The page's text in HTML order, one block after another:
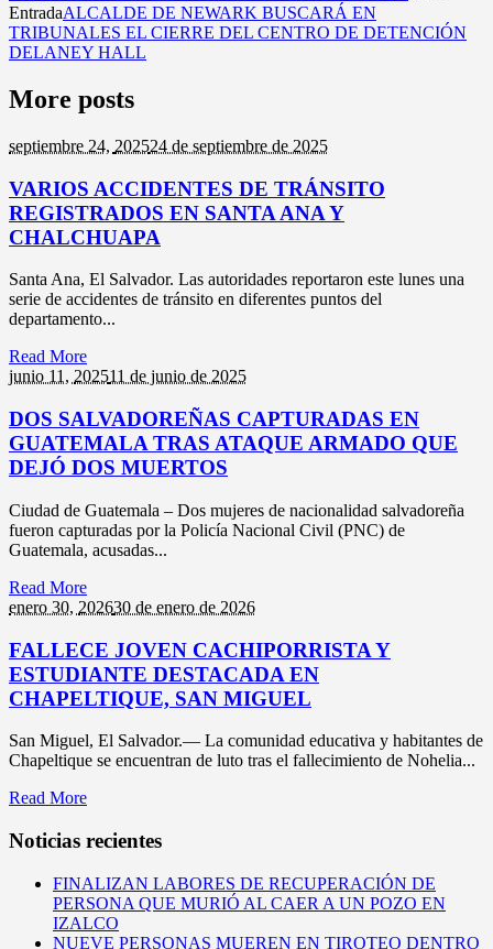
EntradaALCALDE DE NEWARK BUSCARÁ EN
TRIBUNALES EL CIERRE DEL CENTRO DE DETENCIÓN
DELANEY HALL
More posts
septiembre 24, 202524 de septiembre de 2025
VARIOS ACCIDENTES DE TRÁNSITO
REGISTRADOS EN SANTA ANA Y
CHALCHUAPA
Santa Ana, El Salvador. Las autoridades reportaron este lunes una
serie de accidentes de tránsito en diferentes puntos del
departamento...
Read More
junio 11, 202511 de junio de 2025
DOS SALVADOREÑAS CAPTURADAS EN
GUATEMALA TRAS ATAQUE ARMADO QUE
DEJÓ DOS MUERTOS
Ciudad de Guatemala – Dos mujeres de nacionalidad salvadoreña
fueron capturadas por la Policía Nacional Civil (PNC) de
Guatemala, acusadas...
Read More
enero 30, 202630 de enero de 2026
FALLECE JOVEN CACHIPORRISTA Y
ESTUDIANTE DESTACADA EN
CHAPELTIQUE, SAN MIGUEL
San Miguel, El Salvador.— La comunidad educativa y habitantes de
Chapeltique se encuentran de luto tras el fallecimiento de Nohelia...
Read More
Noticias recientes
FINALIZAN LABORES DE RECUPERACIÓN DE
PERSONA QUE MURIÓ AL CAER A UN POZO EN
IZALCO
NUEVE PERSONAS MUEREN EN TIROTEO DENTRO